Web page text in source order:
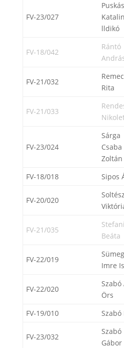
FV-23/027
Puskás
Katalin
lldikó
FV-18/042
Rántó
FV-21/032
Rita
FV-21/033
FV-23/024
Sárga
Csaba
Zoltán
FV-18/018 Sipos
FV-20/020
Soltész
FV-21/035
Beáta
FV-22/019
Imre
FV-22/020
Szabó
Örs
FV-19/010 Szabó
FV-23/032
Szabó
Gábor